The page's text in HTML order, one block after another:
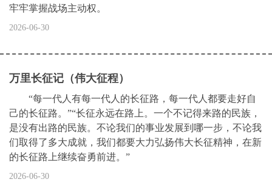
牢牢掌握战场主动权。
2026-06-30
万里长征记（伟大征程）
“每一代人有每一代人的长征路，每一代人都要走好自
己的长征路。”“长征永远在路上。一个不记得来路的民族，
是没有出路的民族。不论我们的事业发展到哪一步，不论我
们取得了多大成就，我们都要大力弘扬伟大长征精神，在新
的长征路上继续奋勇前进。”
2026-06-30